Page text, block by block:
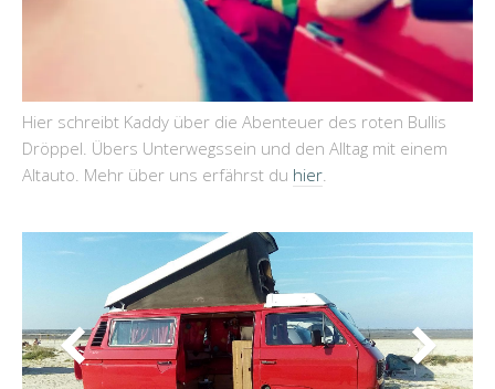
Hier schreibt Kaddy über die Abenteuer des roten Bullis
Dröppel. Übers Unterwegssein und den Alltag mit einem
Altauto. Mehr über uns erfährst du hier